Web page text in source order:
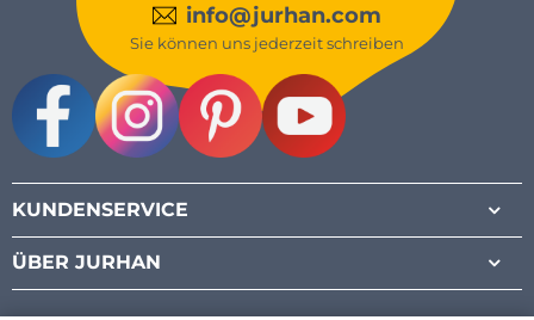
info@jurhan.com
Sie können uns jederzeit schreiben
KUNDENSERVICE
ÜBER JURHAN